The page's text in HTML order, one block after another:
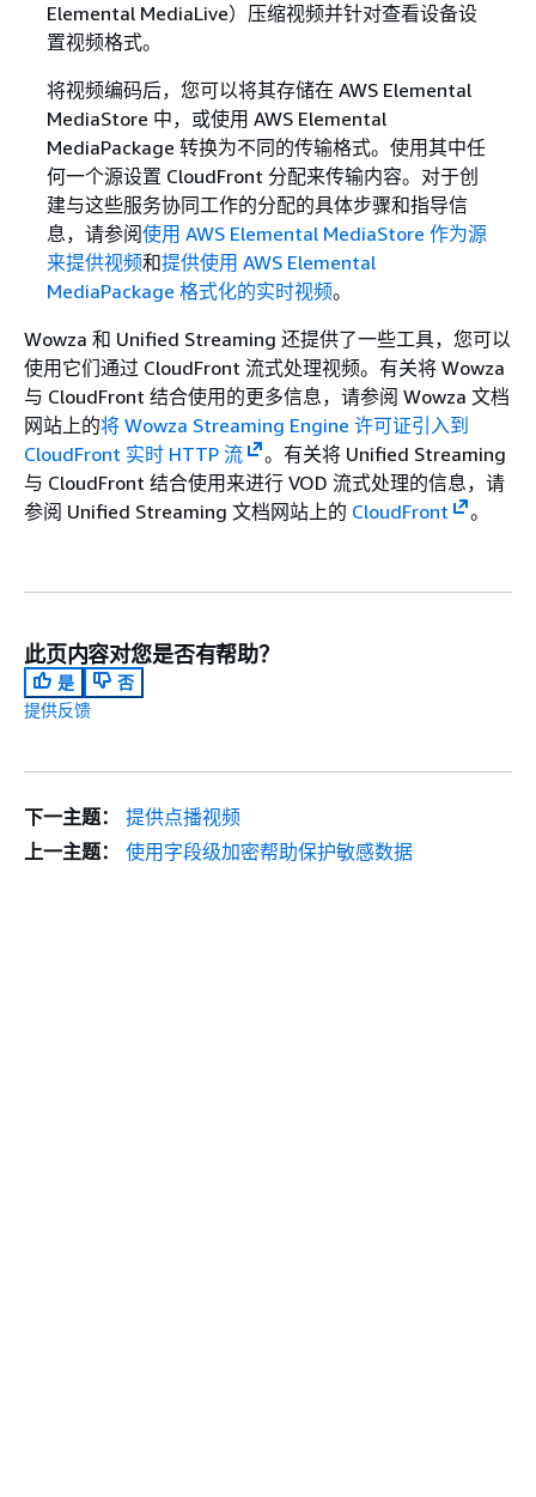
Elemental MediaLive）压缩视频并针对查看设备设
置视频格式。
将视频编码后，您可以将其存储在 AWS Elemental
MediaStore 中，或使用 AWS Elemental
MediaPackage 转换为不同的传输格式。使用其中任
何一个源设置 CloudFront 分配来传输内容。对于创
建与这些服务协同工作的分配的具体步骤和指导信
息，请参阅使用 AWS Elemental MediaStore 作为源
来提供视频和提供使用 AWS Elemental
MediaPackage 格式化的实时视频。
Wowza 和 Unified Streaming 还提供了一些工具，您可以
使用它们通过 CloudFront 流式处理视频。有关将 Wowza
与 CloudFront 结合使用的更多信息，请参阅 Wowza 文档
网站上的将 Wowza Streaming Engine 许可证引入到
CloudFront 实时 HTTP 流
。有关将 Unified Streaming
与 CloudFront 结合使用来进行 VOD 流式处理的信息，请
参阅 Unified Streaming 文档网站上的 CloudFront 。
此页内容对您是否有帮助？
是
否
提供反馈
下一主题：
提供点播视频
上一主题：
使用字段级加密帮助保护敏感数据